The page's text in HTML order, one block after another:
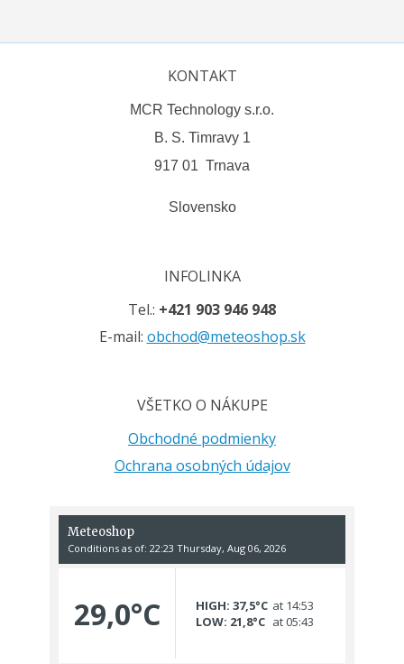
KONTAKT
MCR Technology s.r.o.
B. S. Timravy 1
917 01 Trnava
Slovensko
INFOLINKA
Tel.: +421 903 946 948
E-mail: obchod@meteoshop.sk
VŠETKO O NÁKUPE
Obchodné podmienky
Ochrana osobných údajov